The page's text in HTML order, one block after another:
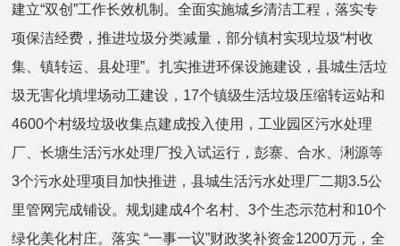
建立“双创”工作长效机制。全面实施城乡清洁工程，落实专
项保洁经费，推进垃圾分类减量，部分镇村实现垃圾“村收
集、镇转运、县处理”。扎实推进环保设施建设，县城生活垃
圾无害化填埋场动工建设，17个镇级生活垃圾压缩转运站和
4600个村级垃圾收集点建成投入使用，工业园区污水处理
厂、长塘生活污水处理厂投入试运行，彭寨、合水、浰源等
3个污水处理项目加快推进，县城生活污水处理厂二期3.5公
里管网完成铺设。规划建成4个名村、3个生态示范村和10个
绿化美化村庄。落实 “一事一议”财政奖补资金1200万元，全